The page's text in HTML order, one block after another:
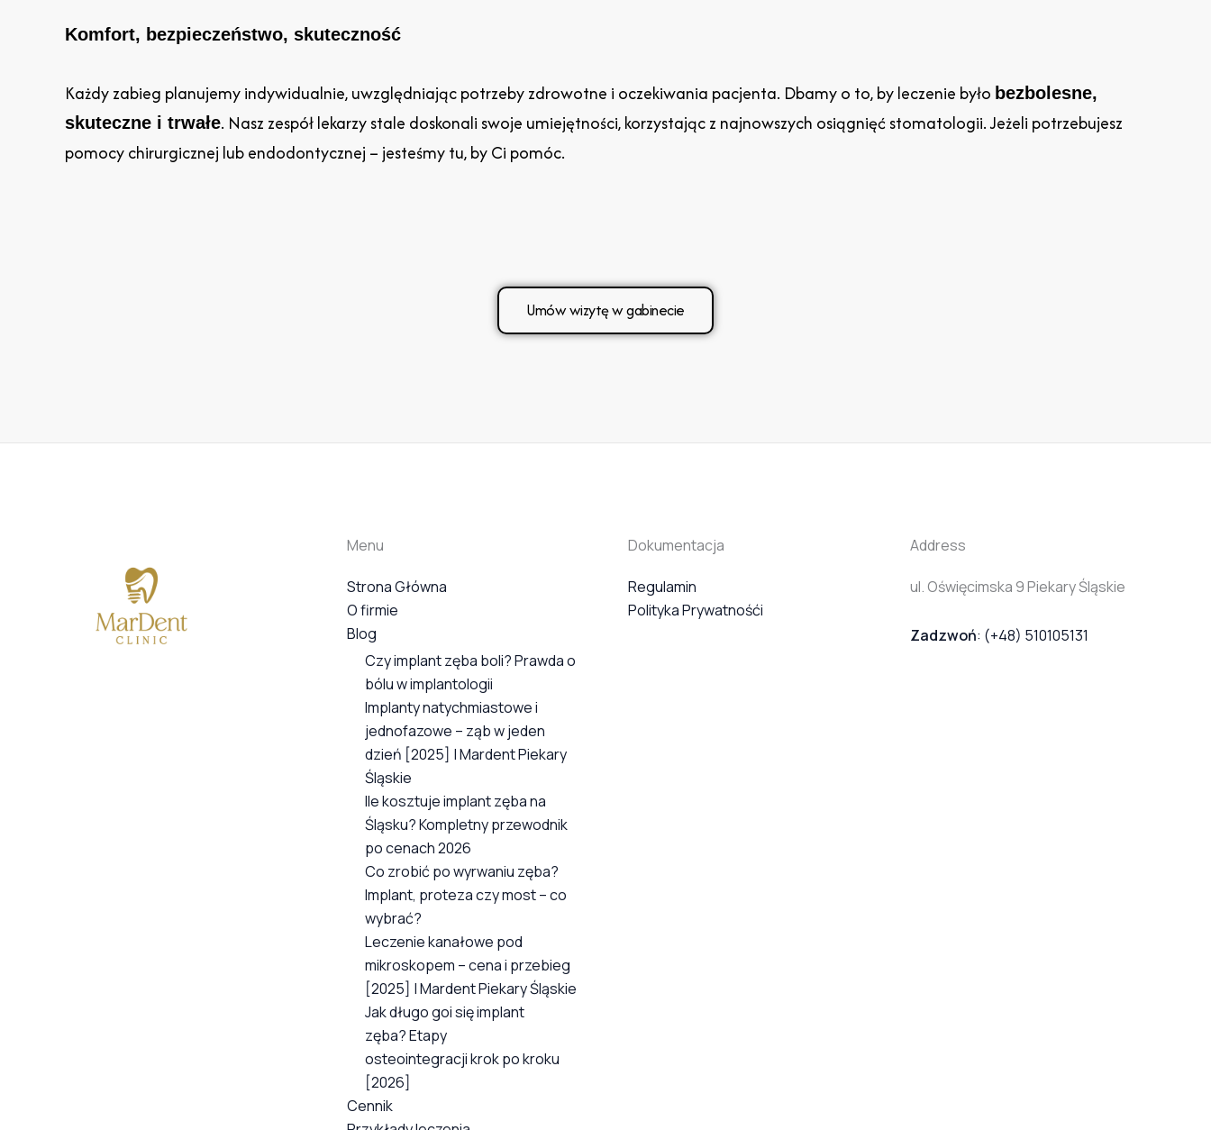
Komfort, bezpieczeństwo, skuteczność
Każdy zabieg planujemy indywidualnie, uwzględniając potrzeby zdrowotne i oczekiwania pacjenta. Dbamy o to, by leczenie było bezbolesne,
skuteczne i trwałe. Nasz zespół lekarzy stale doskonali swoje umiejętności, korzystając z najnowszych osiągnięć stomatologii. Jeżeli potrzebujesz
pomocy chirurgicznej lub endodontycznej – jesteśmy tu, by Ci pomóc.
Umów wizytę w gabinecie
Menu
Strona Główna
O firmie
Blog
Czy implant zęba boli? Prawda o
bólu w implantologii
Implanty natychmiastowe i
jednofazowe – ząb w jeden
dzień [2025] | Mardent Piekary
Śląskie
Ile kosztuje implant zęba na
Śląsku? Kompletny przewodnik
po cenach 2026
Co zrobić po wyrwaniu zęba?
Implant, proteza czy most – co
wybrać?
Leczenie kanałowe pod
mikroskopem – cena i przebieg
[2025] | Mardent Piekary Śląskie
Jak długo goi się implant
zęba? Etapy
osteointegracji krok po kroku
[2026]
Cennik
Dokumentacja
Regulamin
Polityka Prywatnośći
Address
ul. Oświęcimska 9 Piekary Śląskie
Zadzwoń: (+48) 510105131